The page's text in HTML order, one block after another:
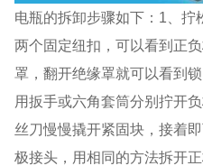
电瓶的拆卸步骤如下：1、拧
两个固定纽扣，可以看到正
罩，翻开绝缘罩就可以看到
用扳手或六角套筒分别拧开
丝刀慢慢撬开紧固块，接着
极接头，用相同的方法拆开